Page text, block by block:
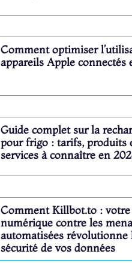
Comment optimiser
appareils Apple connectés
Guide complet sur la
pour frigo : tarifs, produits
services à connaître en
Comment Killbot.to :
numérique contre les
automatisées révolutionne
sécurité de vos données